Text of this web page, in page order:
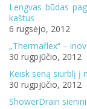
Lengvas būdas
kaštus
6 rugsėjo, 2012
„Thermaflex“ –
30 rugpjūčio, 2012
Keisk seną siurblį į
30 rugpjūčio, 2012
ShowerDrain